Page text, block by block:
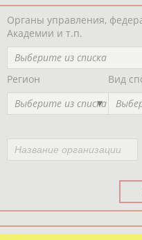
Органы управления,
Академии и т.п.
Выберите из списка
Регион
Выберите из списка
Вид